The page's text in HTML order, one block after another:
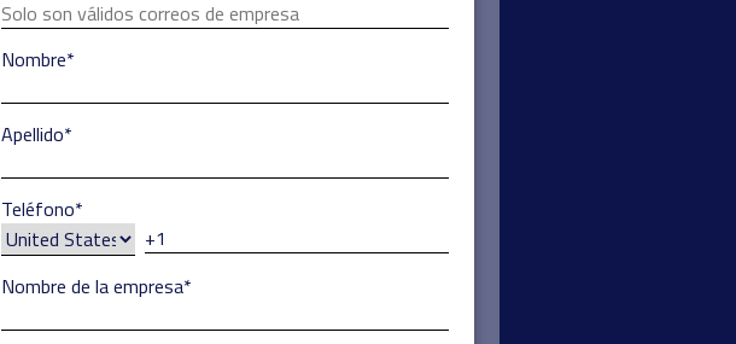
Nombre*
Apellido*
Teléfono*
Nombre de la empresa*